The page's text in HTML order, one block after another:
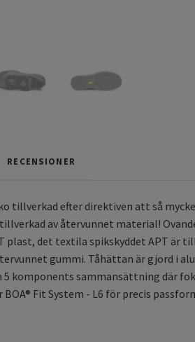
RECENSIONER
tillverkad efter direktiven att så
av återvunnet material!
plast, det textila spikskyddet APT är
gummi. Tåhättan är gjord i
komponents sammansättning där
Fit System - L6 för precis